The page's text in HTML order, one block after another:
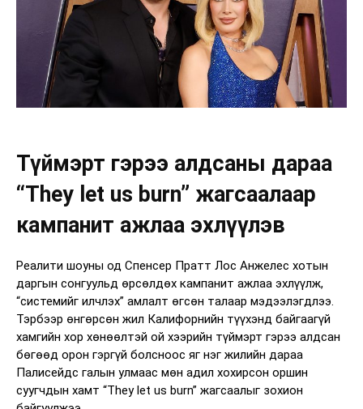
Түймэрт гэрээ алдсаны дараа
“They let us burn” жагсаалаар
кампанит ажлаа эхлүүлэв
Реалити шоуны од Спенсер Пратт Лос Анжелес хотын
даргын сонгуульд өрсөлдөх кампанит ажлаа эхлүүлж,
“системийг илчлэх” амлалт өгсөн талаар мэдээлэгдлээ.
Тэрбээр өнгөрсөн жил Калифорнийн түүхэнд байгаагүй
хамгийн хор хөнөөлтэй ой хээрийн түймэрт гэрээ алдсан
бөгөөд орон гэргүй болсноос яг нэг жилийн дараа
Палисейдс галын улмаас мөн адил хохирсон оршин
суугчдын хамт “They let us burn” жагсаалыг зохион